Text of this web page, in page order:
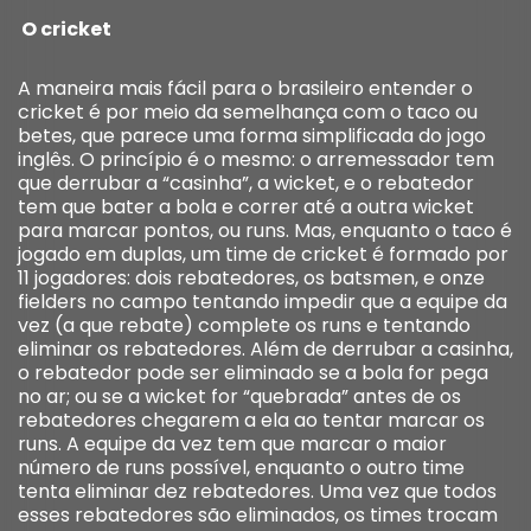
O cricket
A maneira mais fácil para o brasileiro entender o
cricket é por meio da semelhança com o taco ou
betes, que parece uma forma simplificada do jogo
inglês. O princípio é o mesmo: o arremessador tem
que derrubar a “casinha”, a wicket, e o rebatedor
tem que bater a bola e correr até a outra wicket
para marcar pontos, ou runs. Mas, enquanto o taco é
jogado em duplas, um time de cricket é formado por
11 jogadores: dois rebatedores, os batsmen, e onze
fielders no campo tentando impedir que a equipe da
vez (a que rebate) complete os runs e tentando
eliminar os rebatedores. Além de derrubar a casinha,
o rebatedor pode ser eliminado se a bola for pega
no ar; ou se a wicket for “quebrada” antes de os
rebatedores chegarem a ela ao tentar marcar os
runs. A equipe da vez tem que marcar o maior
número de runs possível, enquanto o outro time
tenta eliminar dez rebatedores. Uma vez que todos
esses rebatedores são eliminados, os times trocam